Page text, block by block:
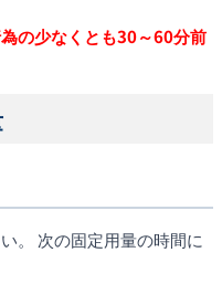
の少なくとも30～60分前
。 次の固定用量の時間に